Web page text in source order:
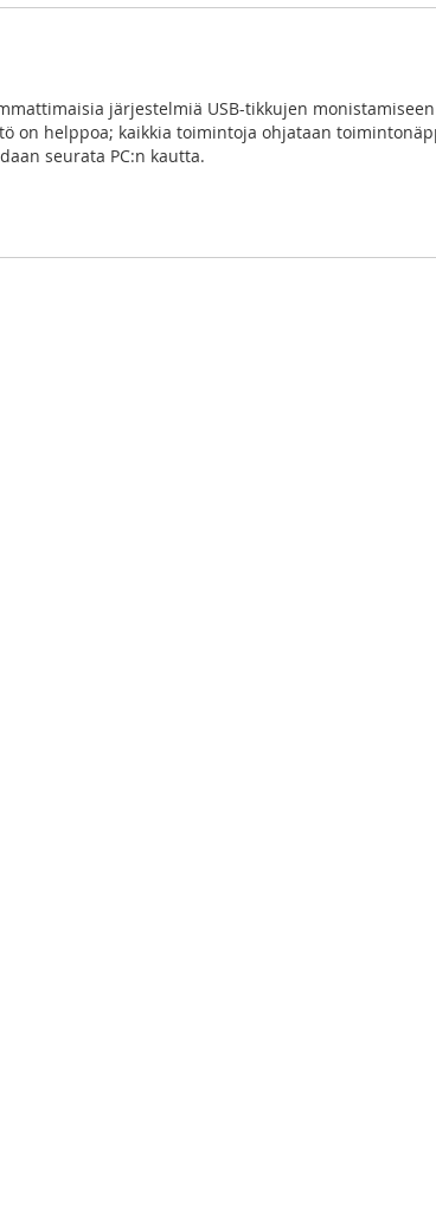
järjestelmiä USB-tikkujen
on helppoa; kaikkia toimintoja ohjataan
seurata PC:n kautta.